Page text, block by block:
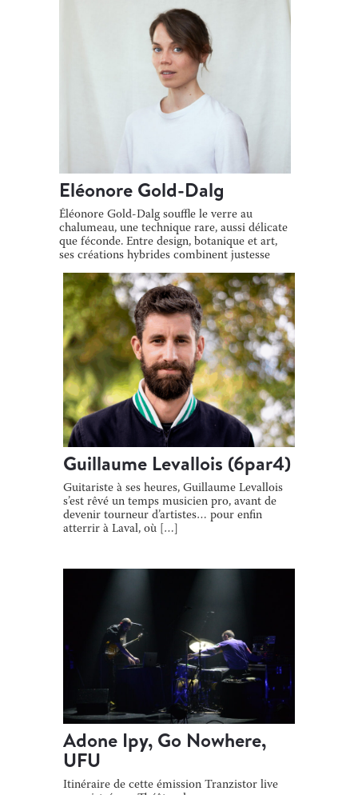
Eléonore Gold-Dalg
Éléonore Gold-Dalg souffle le verre au
chalumeau, une technique rare, aussi délicate
que féconde. Entre design, botanique et art,
ses créations hybrides combinent justesse
Guillaume Levallois (6par4)
Guitariste à ses heures, Guillaume Levallois
s’est rêvé un temps musicien pro, avant de
devenir tourneur d’artistes… pour enfin
atterrir à Laval, où […]
Adone Ipy, Go Nowhere,
UFU
Itinéraire de cette émission Tranzistor live